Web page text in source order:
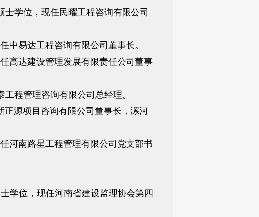
学位，现任民曜工程咨询有限公司
中易达工程咨询有限公司董事长。
高达建设管理发展有限责任公司董事
程管理咨询有限公司总经理。
正源项目咨询有限公司董事长，漯河
河南路星工程管理有限公司党支部书
学位，现任河南省建设监理协会第四